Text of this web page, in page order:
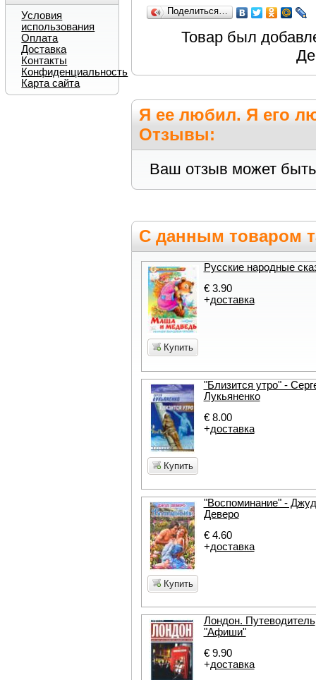
Поделиться…
Товар был
Я ее любил. Я его
Отзывы:
Ваш отзыв может
С данным товаром
Купить
Русские народные
€ 3.90
+доставка
Купить
"Близится утро" -
Лукьяненко
€ 8.00
+доставка
Купить
"Воспоминание" - Джуд
Деверо
€ 4.60
+доставка
Лондон. Путеводитель
"Афиши"
€ 9.90
+доставка
Условия
использования
Оплата
Доставка
Контакты
Конфиденциальность
Карта сайта